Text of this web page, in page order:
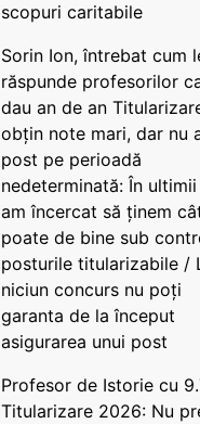
scopuri caritabile
Sorin Ion, întrebat cum
răspunde profesorilor
dau an de an
obțin note mari, dar nu
post pe perioadă
nedeterminată: În ultimii
am încercat să ținem
poate de bine sub
posturile titularizabile /
niciun concurs nu poți
garanta de la început
asigurarea unui post
Profesor de Istorie cu
Titularizare 2026: Nu